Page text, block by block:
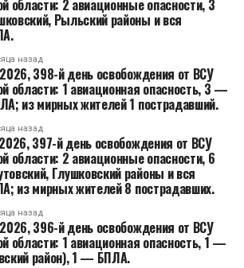
области: 2 авиационные опасности, 3
Рыльский районы и вся
назад
398-й день освобождения от ВСУ
области: 1 авиационная опасность, 3 —
из мирных жителей 1 пострадавший.
назад
397-й день освобождения от ВСУ
области: 2 авиационные опасности, 6
Глушковский районы и вся
из мирных жителей 8 пострадавших.
назад
396-й день освобождения от ВСУ
области: 1 авиационная опасность, 1 —
район), 1 — БПЛА.